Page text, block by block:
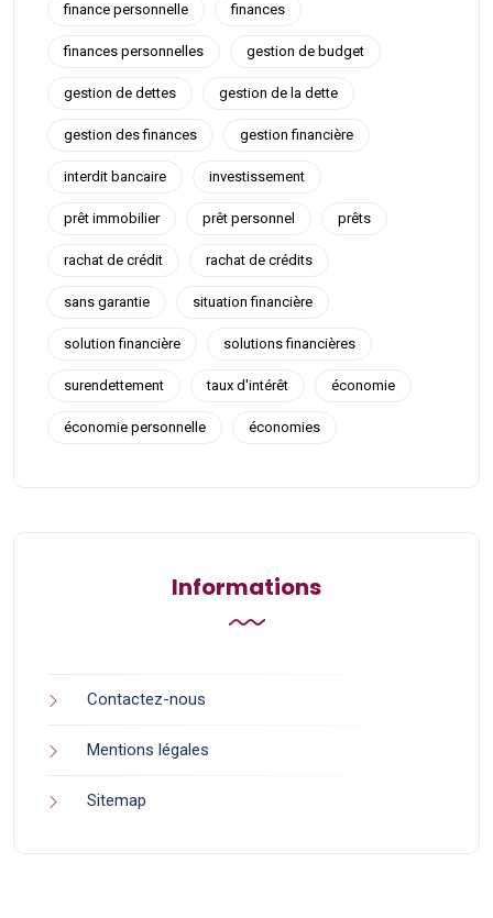
finance personnelle finances
finances personnelles gestion de budget
gestion de dettes gestion de la dette
gestion des finances gestion financière
interdit bancaire investissement
prêt immobilier prêt personnel prêts
rachat de crédit rachat de crédits
sans garantie situation financière
solution financière solutions financières
surendettement taux d'intérêt économie
économie personnelle économies
Informations
Contactez-nous
Mentions légales
Sitemap